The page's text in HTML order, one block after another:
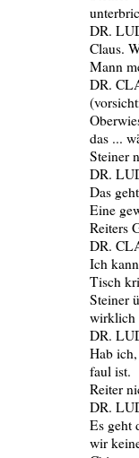
DR.
Claus.
Mann
DR.
das ...
Steiner
DR.
Das
Eine
Reiters
DR.
Ich
Tisch
Steiner
wirklich
DR.
Hab
faul ist.
Reiter
DR.
Es geht
wir